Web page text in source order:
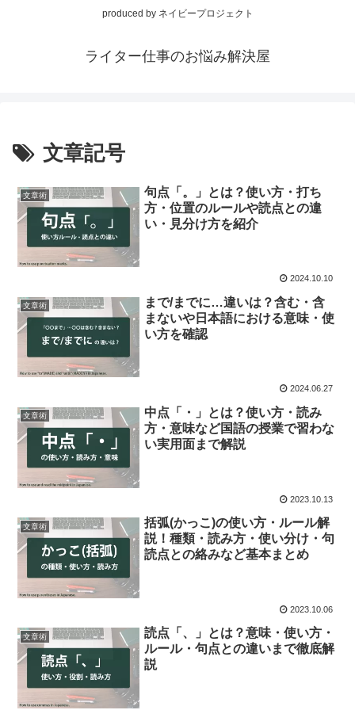
produced by ネイビープロジェクト
ライター仕事のお悩み解決屋
文章記号
文章術
句点「。」とは？使い方・打ち
方・位置のルールや読点との違
い・見分け方を紹介
2024.10.10
文章術
まで/までに…違いは？含む・含
まないや日本語における意味・使
い方を確認
2024.06.27
文章術
中点「・」とは？使い方・読み
方・意味など国語の授業で習わな
い実用面まで解説
2023.10.13
文章術
括弧(かっこ)の使い方・ルール解
説！種類・読み方・使い分け・句
読点との絡みなど基本まとめ
2023.10.06
文章術
読点「、」とは？意味・使い方・
ルール・句点との違いまで徹底解
説